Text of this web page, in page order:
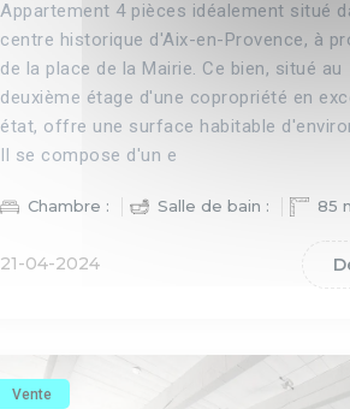
Appartement 4 pièces idéalement situé
centre historique d'Aix-en-Provence, à
de la place de la Mairie. Ce bien, situé au
deuxième étage d'une copropriété en
état, offre une surface habitable
Il se compose d'un e
Chambre : Salle de bain : 85
21-04-2024
Vente